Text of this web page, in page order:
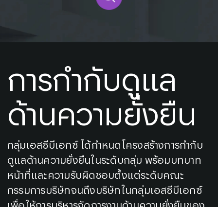
การกำกับดูแล
ด้านความยั่งยืน
กลุ่มเอสซีบีเอกซ์ ได้กำหนดโครงสร้างการกำกับ
ดูแลด้านความยั่งยืนในระดับกลุ่ม พร้อมบทบาท
หน้าที่และความรับผิดชอบตั้งแต่ระดับคณะ
กรรมการบริษัทจนถึงบริษัทในกลุ่มเอสซีบีเอกซ์